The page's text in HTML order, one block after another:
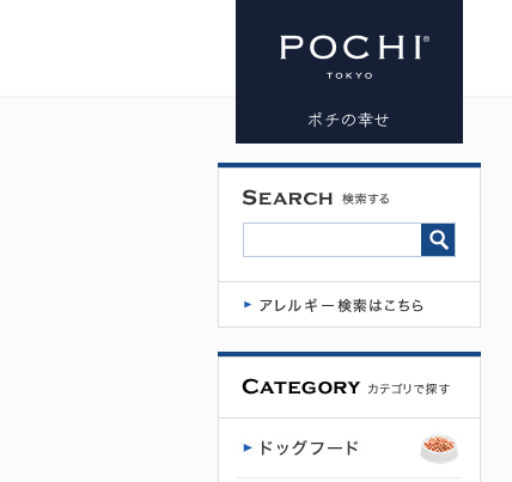
療法食 | プレ
ミアムドッ
グフード専
門店・通販
POCHI - ポ
チ公式サイ